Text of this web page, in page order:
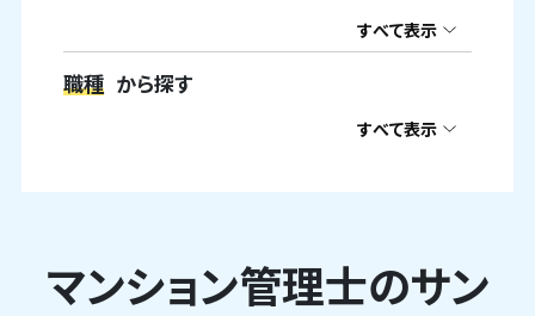
すべて表示
職種 から探す
すべて表示
マンション管理士のサン